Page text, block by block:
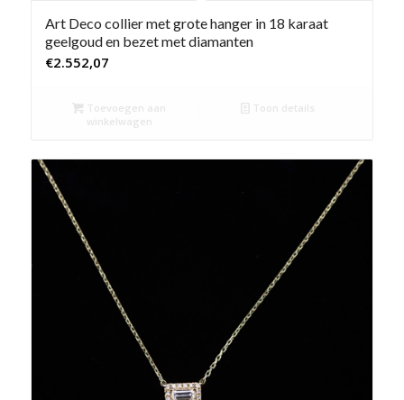
Art Deco collier met grote hanger in 18 karaat
geelgoud en bezet met diamanten
€2.552,07
Toevoegen aan
winkelwagen
Toon details